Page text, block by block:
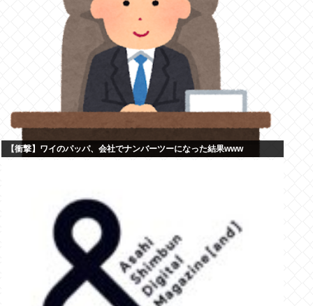
【衝撃】ワイのパッパ、会社でナンバーツーになった結果www